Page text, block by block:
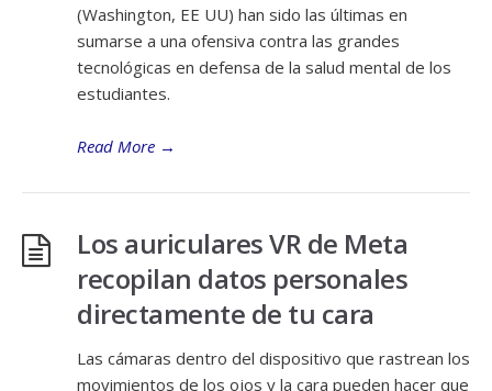
(Washington, EE UU) han sido las últimas en
sumarse a una ofensiva contra las grandes
tecnológicas en defensa de la salud mental de los
estudiantes.
Read More →
Los auriculares VR de Meta
recopilan datos personales
directamente de tu cara
Las cámaras dentro del dispositivo que rastrean los
movimientos de los ojos y la cara pueden hacer que